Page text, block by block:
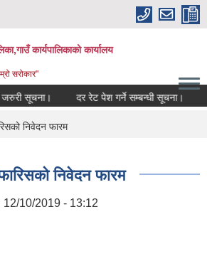
कार्यपालिकाको कार्यालय
सरोकार"
सूचना। दर रेट पेश गर्ने सम्बन्धी सूचना।
निवेदन फारम
निवेदन फारम
12/10/2019 - 13:12